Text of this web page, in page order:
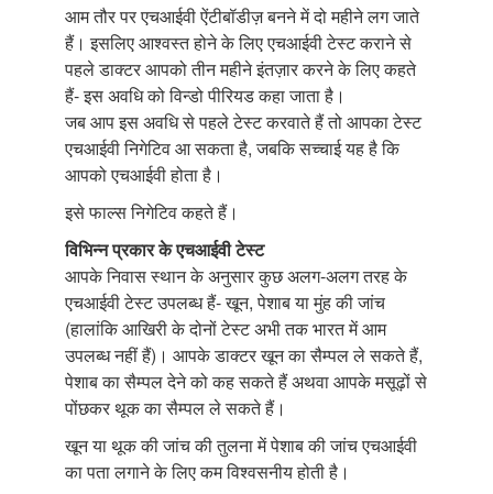
आम तौर पर एचआईवी ऐंटीबॉडीज़ बनने में दो महीने लग जाते
हैं। इसलिए आश्वस्त होने के लिए एचआईवी टेस्ट कराने से
पहले डाक्टर आपको तीन महीने इंतज़ार करने के लिए कहते
हैं- इस अवधि को विन्डो पीरियड कहा जाता है।
जब आप इस अवधि से पहले टेस्ट करवाते हैं तो आपका टेस्ट
एचआईवी निगेटिव आ सकता है, जबकि सच्चाई यह है कि
आपको एचआईवी होता है।
इसे फाल्स निगेटिव कहते हैं।
विभिन्न प्रकार के एचआईवी टेस्ट
आपके निवास स्थान के अनुसार कुछ अलग-अलग तरह के
एचआईवी टेस्ट उपलब्ध हैं- खून, पेशाब या मुंह की जांच
(हालांकि आखिरी के दोनों टेस्ट अभी तक भारत में आम
उपलब्ध नहीं हैं)। आपके डाक्टर खून का सैम्पल ले सकते हैं,
पेशाब का सैम्पल देने को कह सकते हैं अथवा आपके मसूढ़ों से
पोंछकर थूक का सैम्पल ले सकते हैं।
खून या थूक की जांच की तुलना में पेशाब की जांच एचआईवी
का पता लगाने के लिए कम विश्वसनीय होती है।